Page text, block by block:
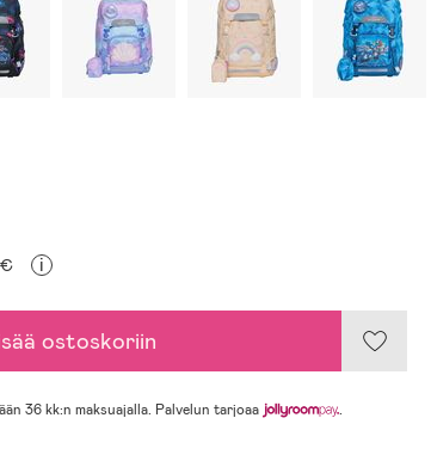
€ i
ostoskoriin
36 kk:n maksuajalla. Palvelun tarjoaa .